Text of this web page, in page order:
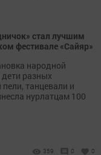
стал лучшим
фестивале «Сайяр»
народной
дети разных
танцевали и
нурлатцам 100
359 0 0